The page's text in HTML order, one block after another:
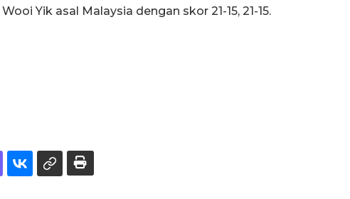
Yik asal Malaysia dengan skor 21-15, 21-15.